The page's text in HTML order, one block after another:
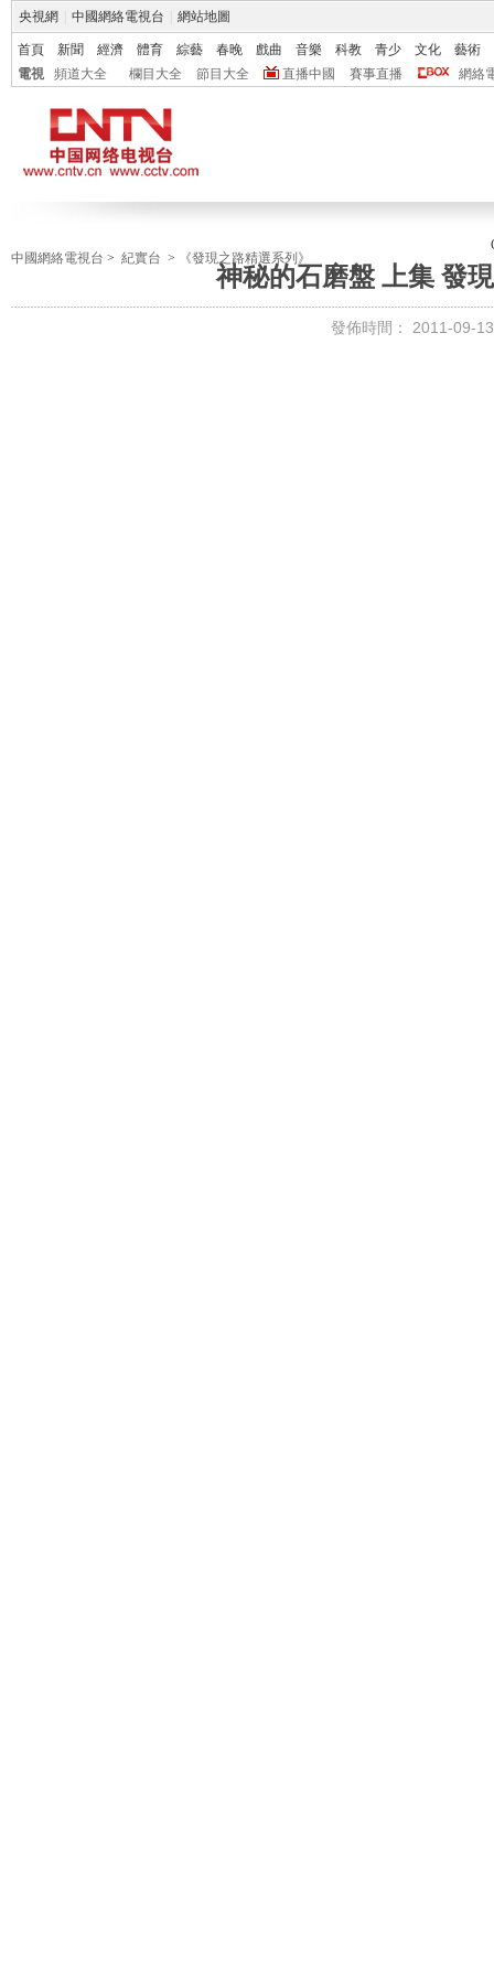
央視網 中國網絡電視台 網站地圖
首頁 新聞 經濟 體育 綜藝 春晚 戲曲 音樂 科教 青少 文化
藝術
電視
頻道大全 欄目大全 節目大全 直播中國 賽事直播 網絡
中國網絡電視台 > 紀實台 > 《發現之路精選系列》
神秘的石磨盤 上集 發
發佈時間： 2011-09-